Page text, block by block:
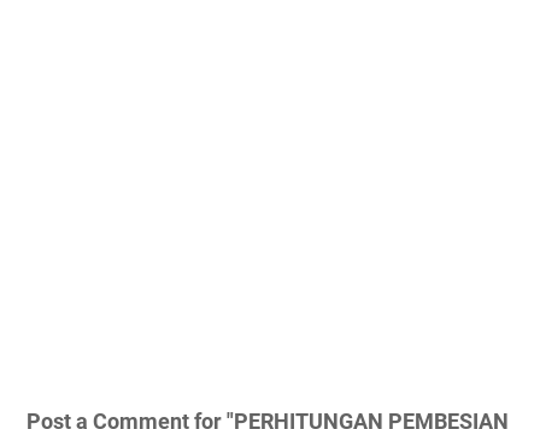
Post a Comment for "PERHITUNGAN PEMBESIAN